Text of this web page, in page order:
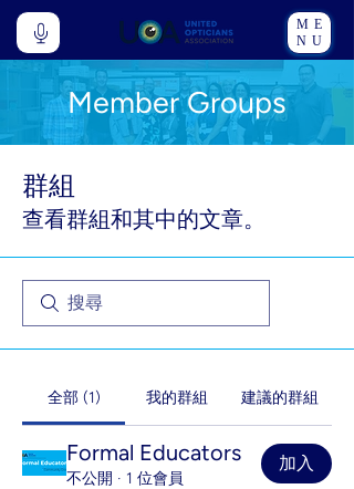
ME
NU
Member Groups
群組
查看群組和其中的文章。
全部 (1) 我的群組 建議的群組
Formal Educators
不公開 · 1 位會員
加入